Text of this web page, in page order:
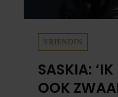
VRIENDIN
SASKIA:
OOK